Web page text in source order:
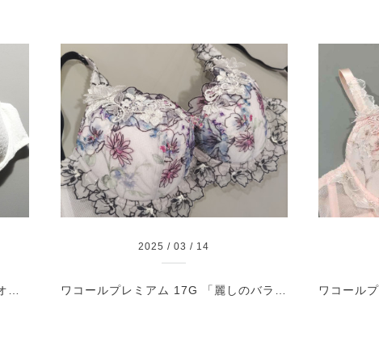
ランジェリーク 「ジャニーヌ」 オフホワイト
2025 /03 / 14
ワコールプレミアム 17G 「麗しのバラ園− モナコ」 GYカラー